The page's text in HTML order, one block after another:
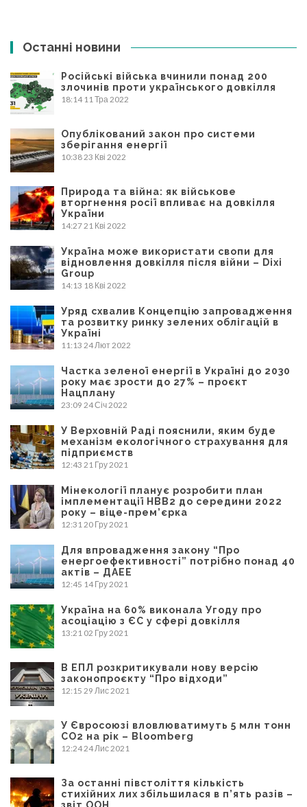
Останні новини
Російські війська вчинили понад 200
злочинів проти українського довкілля
18:14 11 Тра 2022
Опублікований закон про системи
зберігання енергії
10:3823 Кві 2022
Природа та війна: як військове
вторгнення росії впливає на довкілля
України
14:2721 Кві 2022
Україна може використати свопи для
відновлення довкілля після війни – Dixi
Group
14:13 18 Кві 2022
Уряд схвалив Концепцію запровадження
та розвитку ринку зелених облігацій в
Україні
11:13 24 Лют 2022
Частка зеленої енергії в Україні до 2030
року має зрости до 27% – проєкт
Нацплану
23:09 24 Січ 2022
У Верховній Раді пояснили, яким буде
механізм екологічного страхування для
підприємств
12:43 21 Гру 2021
Мінекології планує розробити план
імплементації НВВ2 до середини 2022
року – віце-прем’єрка
12:3120 Гру 2021
Для впровадження закону “Про
енергоефективності” потрібно понад 40
актів – ДАЕЕ
12:45 14 Гру 2021
Україна на 60% виконала Угоду про
асоціацію з ЄС у сфері довкілля
13:21 02 Гру 2021
В ЕПЛ розкритикували нову версію
законопроєкту “Про відходи”
12:15 29 Лис 2021
У Євросоюзі вловлюватимуть 5 млн тонн
CO2 на рік – Bloomberg
12:2424 Лис 2021
За останні півстоліття кількість
стихійних лих збільшилася в п’ять разів –